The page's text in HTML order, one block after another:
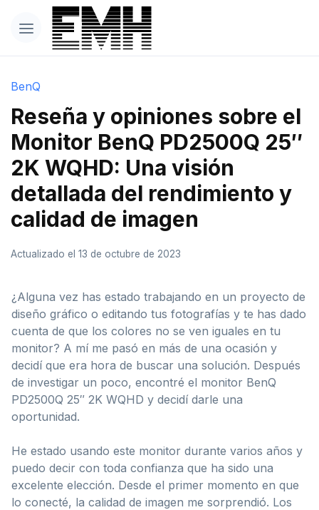
BenQ
Reseña y opiniones sobre el
Monitor BenQ PD2500Q 25″
2K WQHD: Una visión
detallada del rendimiento y
calidad de imagen
Actualizado el 13 de octubre de 2023
¿Alguna vez has estado trabajando en un proyecto de
diseño gráfico o editando tus fotografías y te has dado
cuenta de que los colores no se ven iguales en tu
monitor? A mí me pasó en más de una ocasión y
decidí que era hora de buscar una solución. Después
de investigar un poco, encontré el monitor BenQ
PD2500Q 25″ 2K WQHD y decidí darle una
oportunidad.
He estado usando este monitor durante varios años y
puedo decir con toda confianza que ha sido una
excelente elección. Desde el primer momento en que
lo conecté, la calidad de imagen me sorprendió. Los